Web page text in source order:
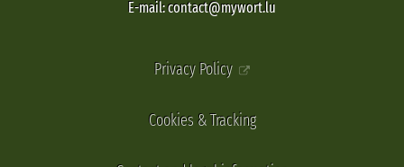
E-mail: contact@mywort.lu
Privacy Policy
Cookies & Tracking